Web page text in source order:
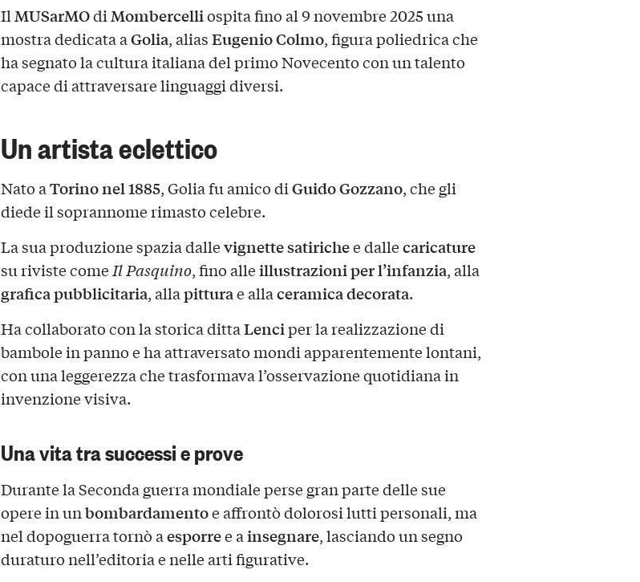
IlMUSarMOdiMombercelliospita fino al 9 novembre 2025 una
mostra dedicata aGolia, aliasEugenio Colmo, figura poliedrica che
ha segnato la cultura italiana del primo Novecento con un talento
capace di attraversare linguaggi diversi.
Un artista eclettico
Nato aTorino nel 1885, Golia fu amico diGuido Gozzano, che gli
diede il soprannome rimasto celebre.
La sua produzione spazia dallevignette satirichee dallecaricature
su riviste comeIl Pasquino, fino alleillustrazioni per l’infanzia, alla
grafica pubblicitaria, allapitturae allaceramica decorata.
Ha collaborato con la storica dittaLenciper la realizzazione di
bambole in panno e ha attraversato mondi apparentemente lontani,
con una leggerezza che trasformava l’osservazione quotidiana in
invenzione visiva.
Una vita tra successi e prove
Durante la Seconda guerra mondiale perse gran parte delle sue
opere in unbombardamentoe affrontò dolorosi lutti personali, ma
nel dopoguerra tornò aesporree ainsegnare, lasciando un segno
duraturo nell’editoria e nelle arti figurative.